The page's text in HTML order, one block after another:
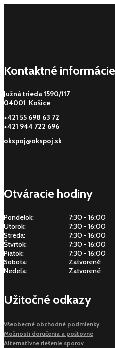
Kontaktné informácie
Južná trieda 1590/117
04001 Košice
+421 55 698 63 72
+421 944 722 696
okspoj@okspoj.sk
Otváracie hodiny
Pondelok:
7:30 - 16:00
Utorok:
7:30 - 16:00
Streda:
7:30 - 16:00
Štvrtok:
7:30 - 16:00
Piatok:
7:30 - 16:00
Sobota:
Zatvorené
Nedeľa:
Zatvorené
Užitočné odkazy
Všeobecné obchodné podmienky
Možnosti doručenia a poštovné
Alternatívne riešenie sporov